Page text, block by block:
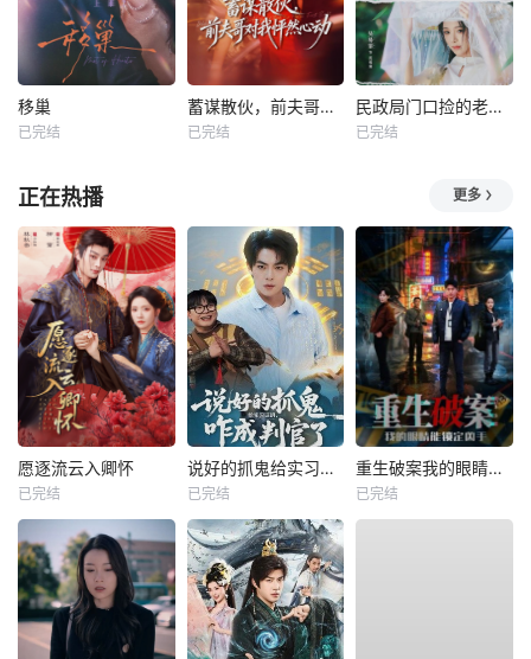
移巢
已完结
蓄谋散伙，前夫哥对我怦然心动
已完结
民政局门口捡的老公身份藏不住了
已完结
正在热播 更多
愿逐流云入卿怀
已完结
说好的抓鬼给实习证明，咋成判官了
已完结
重生破案我的眼睛能锁定凶手
已完结